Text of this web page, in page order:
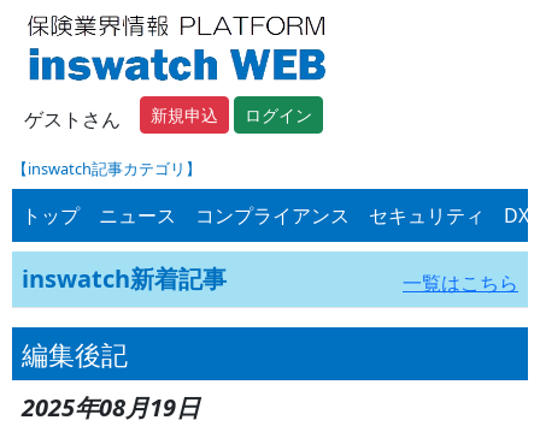
ゲストさん 新規申込 ログイン
【inswatch記事カテゴリ】
トップ ニュース コンプライアンス セキュリティ DX
inswatch新着記事 一覧はこちら
編集後記
2025年08月19日